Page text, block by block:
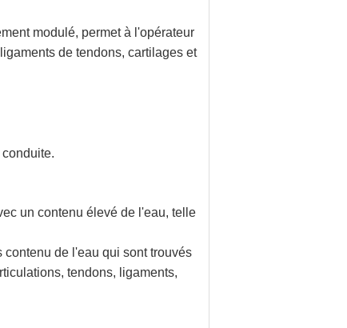
modulé, permet à l'opérateur
de tendons, cartilages et
un contenu élevé de l'eau, telle
de l'eau qui sont trouvés
tendons, ligaments,